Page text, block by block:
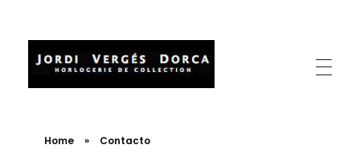
Home » Contacto